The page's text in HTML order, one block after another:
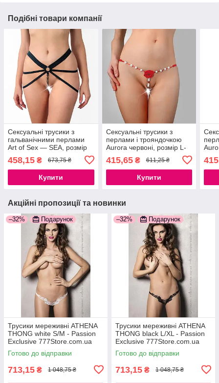
Подібні товари компанії
Сексуальні трусики з
гальванічними перлами
Art of Sex — SEA, розмір
XS-2XL, колір Темно-синій
777Store.com.ua
458,15 ₴ 673,75 ₴
Купити
Сексуальні трусики з
перлами і трояндочкою
Aurora червоні, розмір L-
415,65₴ 611,25 ₴
Купити
Акційні пропозиції та новинки
–32% Подарунок
Трусики мереживні ATHENA
THONG white S/M - Passion
Exclusive 777Store.com.ua
Готово до відправки
713,15 ₴ 1 048,75 ₴
–32% Подарунок
Трусики мереживні ATHENA
THONG black L/XL - Passion
Exclusive 777Store.com.ua
Готово до відправки
713,15 ₴ 1 048,75 ₴